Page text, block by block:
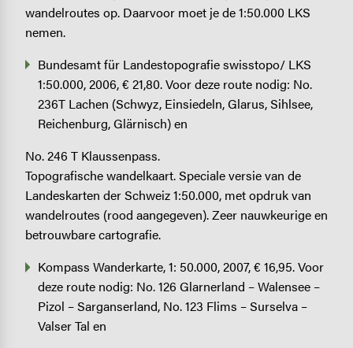
wandelroutes op. Daarvoor moet je de 1:50.000 LKS
nemen.
Bundesamt für Landestopografie swisstopo/ LKS
1:50.000, 2006, € 21,80. Voor deze route nodig: No.
236T Lachen (Schwyz, Einsiedeln, Glarus, Sihlsee,
Reichenburg, Glärnisch) en
No. 246 T Klaussenpass.
Topografische wandelkaart. Speciale versie van de
Landeskarten der Schweiz 1:50.000, met opdruk van
wandelroutes (rood aangegeven). Zeer nauwkeurige en
betrouwbare cartografie.
Kompass Wanderkarte, 1: 50.000, 2007, € 16,95. Voor
deze route nodig: No. 126 Glarnerland – Walensee –
Pizol – Sarganserland, No. 123 Flims – Surselva –
Valser Tal en